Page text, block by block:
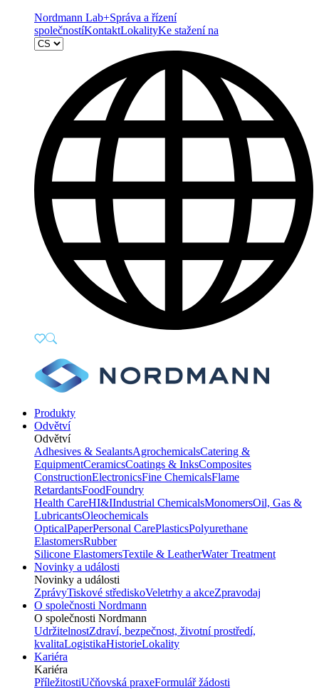
Nordmann Lab+Správa a řízení
společnostíKontaktLokalityKe stažení na
Produkty
Odvětví
Odvětví
Adhesives & SealantsAgrochemicalsCatering &
EquipmentCeramicsCoatings & InksComposites
ConstructionElectronicsFine ChemicalsFlame
RetardantsFoodFoundry
Health CareHI&IIndustrial ChemicalsMonomersOil, Gas &
LubricantsOleochemicals
OpticalPaperPersonal CarePlasticsPolyurethane
ElastomersRubber
Silicone ElastomersTextile & LeatherWater Treatment
Novinky a události
Novinky a události
ZprávyTiskové střediskoVeletrhy a akceZpravodaj
O společnosti Nordmann
O společnosti Nordmann
UdržitelnostZdraví, bezpečnost, životní prostředí,
kvalitaLogistikaHistorieLokality
Kariéra
Kariéra
PříležitostiUčňovská praxeFormulář žádosti